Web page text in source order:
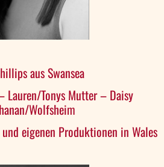
aus Swansea
Lauren/Tonys Mutter – Daisy
Wolfsheim
eigenen Produktionen in Wales